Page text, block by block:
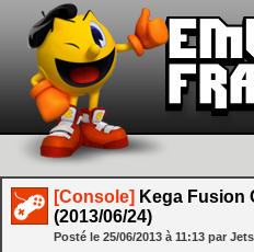
[Console] Kega Fusion
(2013/06/24)
Posté le 25/06/2013 à 11:13 par Jets